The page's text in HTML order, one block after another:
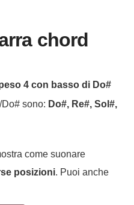
chord
4 con basso di Do#
sono: Do#, Re#, Sol#,
come suonare
posizioni. Puoi anche